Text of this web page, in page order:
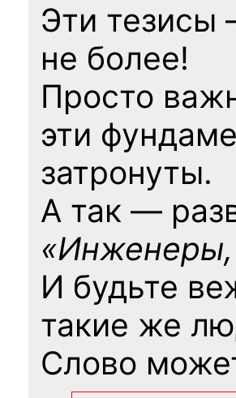
Эти тезисы
не более!
Просто
эти
затронуты.
А так —
И будьте
такие же
Слово